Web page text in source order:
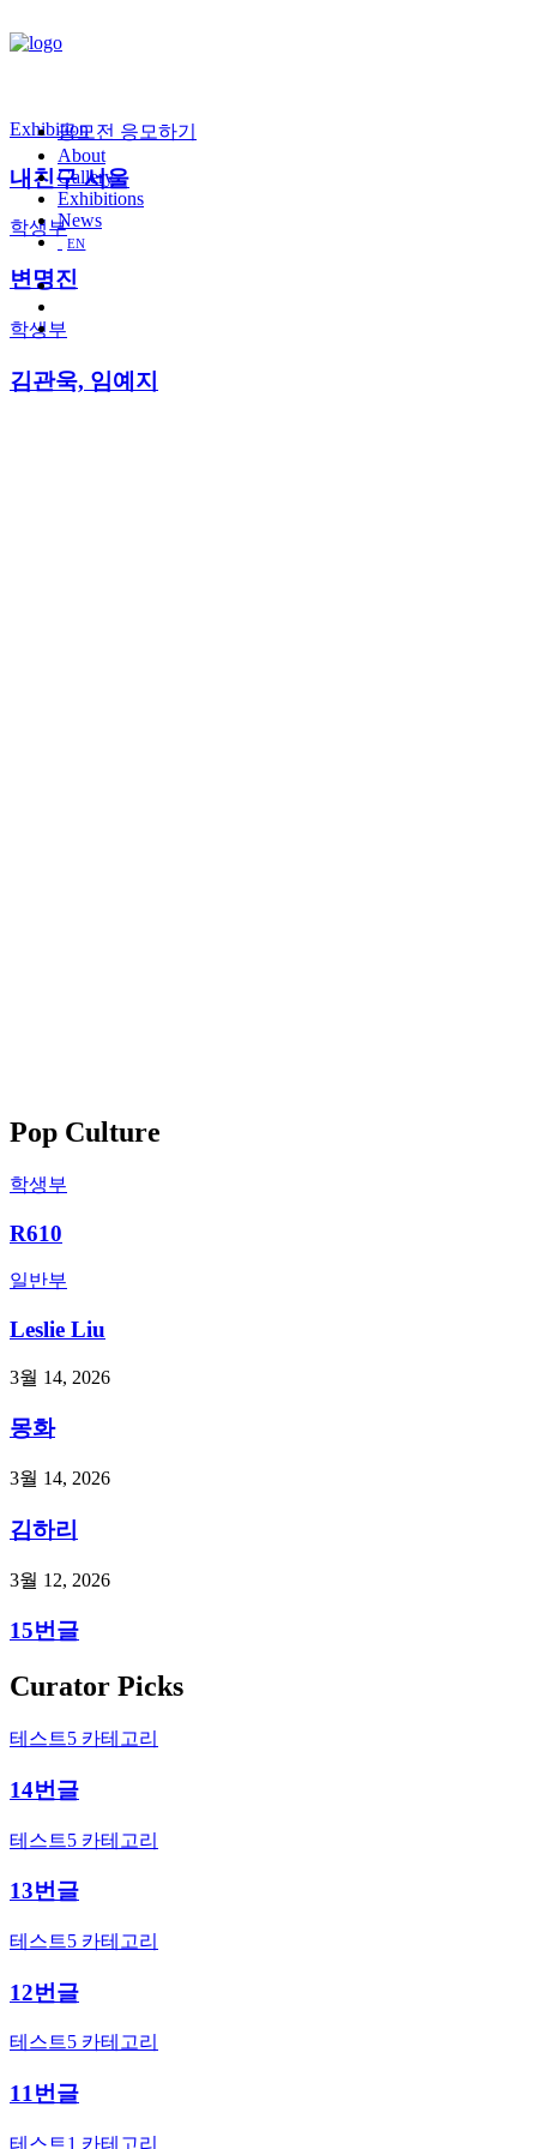
공모전 응모하기
About
Gallery
Exhibitions
News
EN
Exhibition
내친구 서울
학생부
변명진
학생부
김관욱, 임예지
Pop Culture
학생부
R610
일반부
Leslie Liu
3월 14, 2026
몽화
3월 14, 2026
김하리
3월 12, 2026
15번글
Curator Picks
테스트5 카테고리
14번글
테스트5 카테고리
13번글
테스트5 카테고리
12번글
테스트5 카테고리
11번글
테스트1 카테고리